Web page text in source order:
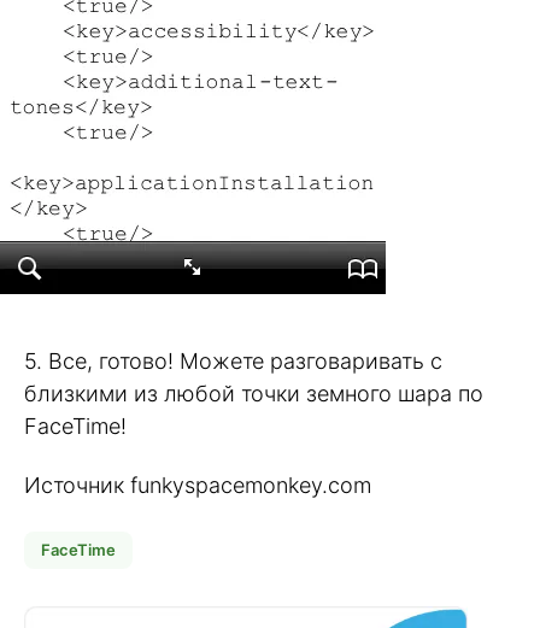
5. Все, готово! Можете разговаривать с
близкими из любой точки земного шара по
FaceTime!
Источник funkyspacemonkey.com
FaceTime